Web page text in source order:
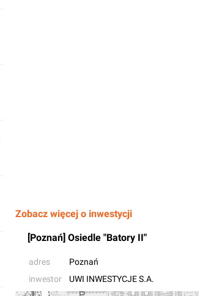
Zobacz więcej o inwestycji
[Poznań] Osiedle "Batory II"
adres
Poznań
inwestor
UWI INWESTYCJE S.A.